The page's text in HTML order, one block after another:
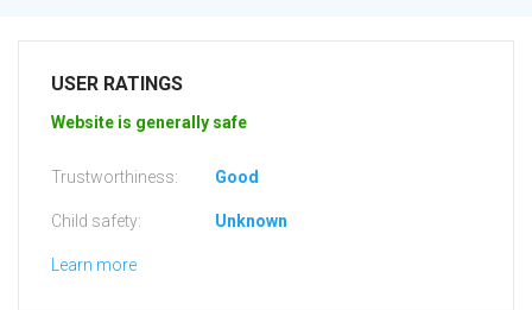
USER RATINGS
Website is generally safe
Trustworthiness: Good
Child safety: Unknown
Learn more